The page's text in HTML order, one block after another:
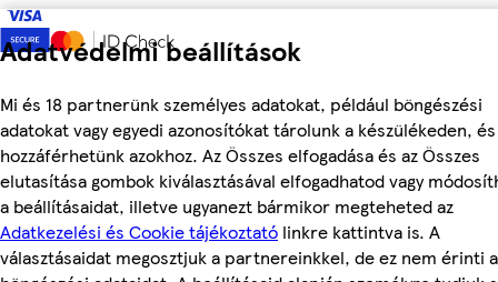
Adatvédelmi beállítások
Mi és 18 partnerünk személyes adatokat, például böngészési
adatokat vagy egyedi azonosítókat tárolunk a készülékeden, és
hozzáférhetünk azokhoz. Az Összes elfogadása és az Összes
elutasítása gombok kiválasztásával elfogadhatod vagy
a beállításaidat, illetve ugyanezt bármikor megteheted az
Adatkezelési és Cookie tájékoztató linkre kattintva is. A
választásaidat megosztjuk a partnereinkkel, de ez nem érinti a